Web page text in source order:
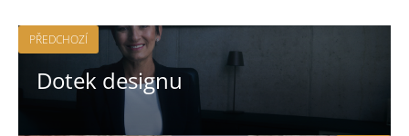
PŘEDCHOZÍ
Dotek designu